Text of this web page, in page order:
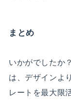
まとめ
いかがでしたか
は、デザインよ
レートを最大限